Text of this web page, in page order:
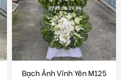
Bạch Ảnh Vĩnh Yên M125